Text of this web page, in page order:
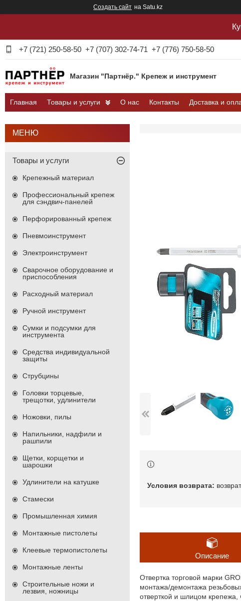
Создать сайт на Satu.kz
+7 (721) 250-58-50 +7 (707) 302-74-71 +7 (776) 750-58-50
Магазин "Партнёр." Крепеж и инструмент
Главная Товары и услуги О нас Контакты Доставка и
Описание
Отвертка торговой марки
монтажа/демонтажа
отверткой и шлицом
Товары и услуги
Крепежный материал
Профессиональный крепеж
для сэндвич-панелей
Перфорированный крепеж
Пневмоинструмент
Электроинструмент
Сварочное оборудование и
приспособления
Расходный материал
Ручной инструмент
Сумки и подсумки для
инструмента
Средства индивидуальной
защиты
Струбцины
Головки торцевые,
трещотки, удлинители
Ножовки, пилы
Напильники, надфили и
рашпили
Щетки, корщетки и
шарошки
Удлинители на катушке
Стамески
Промышленная химия
Монтажные пистолеты
Клеевые термопистолеты
Монтажные ленты
Строительные ножи и
лезвия, ножницы